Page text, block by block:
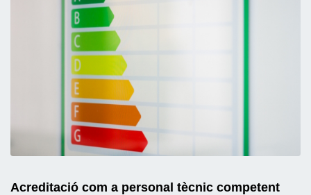
Acreditació com a personal tècnic competent